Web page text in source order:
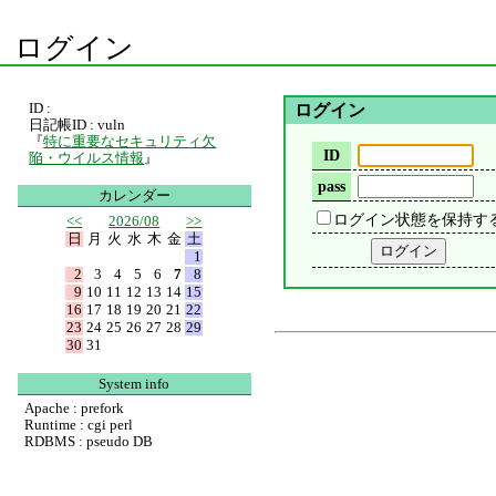
ログイン
ログイン
ID
pass
ログイン状態を保持す
ID :
日記帳ID : vuln
『特に重要なセキュリティ欠
陥・ウイルス情報 』
カレンダー
<<
2026/08
>>
日
月 火 水 木 金 土
1
2
3 4 5 6 7
8
9 10 11 12 13 14 15
16 17 18 19 20 21 22
23 24 25 26 27 28 29
30 31
System info
Apache : prefork
Runtime : cgi perl
RDBMS : pseudo DB